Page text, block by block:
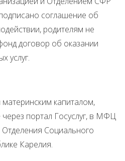
соглашение об
родителям не
договор об оказании
услуг.
капиталом,
портал Госуслуг, в МФЦ
Отделения Социального
Карелия.